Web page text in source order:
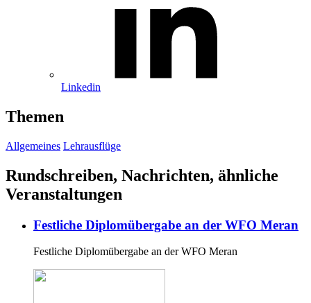
Linkedin
Themen
Allgemeines Lehrausflüge
Rundschreiben, Nachrichten, ähnliche
Veranstaltungen
Festliche Diplomübergabe an der WFO Meran
Festliche Diplomübergabe an der WFO Meran